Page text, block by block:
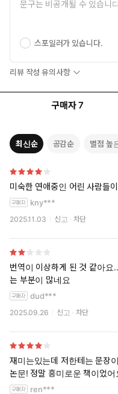
스포일러가 있습니다.
리뷰 작성 유의사항
구매자 7
최신순 공감순 별점 높
미숙한 연애중인 어린 사람들
kny***
2025.11.03 신고 차단
번역이 이상하게 된 것 같아요
는 부분이 많네요
dud***
2025.09.26 신고 차단
재미는있는데 저한테는 문장
논문! 정말 흥미로운 책이었어
ren***